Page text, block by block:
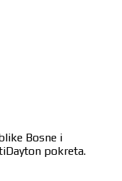
Bosne i
pokreta.